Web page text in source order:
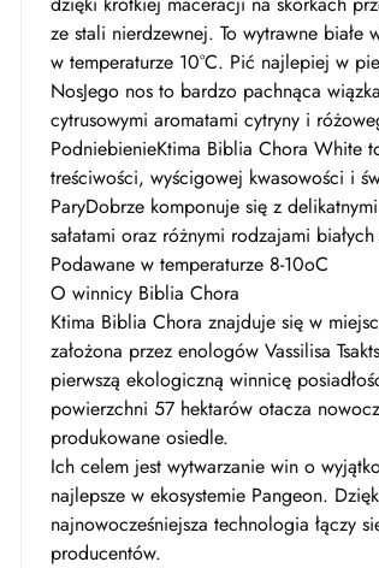
ze stali nierdzewnej. To wytrawne białe
w temperaturze 10°C. Pić najlepiej w
NosJego nos to bardzo pachnąca
cytrusowymi aromatami cytryny i
PodniebienieKtima Biblia Chora White
treściwości, wyścigowej kwasowości i
ParyDobrze komponuje się z
sałatami oraz różnymi rodzajami
Podawane w temperaturze 8-10oC
O winnicy Biblia Chora
Ktima Biblia Chora znajduje się w
założona przez enologów Vassilisa
pierwszą ekologiczną winnicę
powierzchni 57 hektarów otacza
produkowane osiedle.
Ich celem jest wytwarzanie win o
najlepsze w ekosystemie Pangeon.
najnowocześniejsza technologia łączy
producentów.